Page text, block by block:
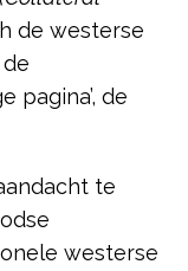
de westerse
pagina’, de
te
westerse